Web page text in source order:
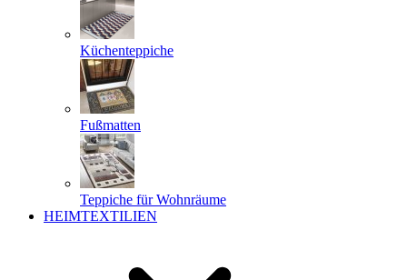
Küchenteppiche
Fußmatten
Teppiche für Wohnräume
HEIMTEXTILIEN